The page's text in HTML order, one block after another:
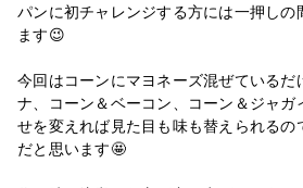
パンに初チャレンジする方には一押しの
ます😉
今回はコーンにマヨネーズ混ぜているだ
ナ、コーン＆ベーコン、コーン＆ジャガ
せを変えれば見た目も味も替えられるの
だと思います🤩